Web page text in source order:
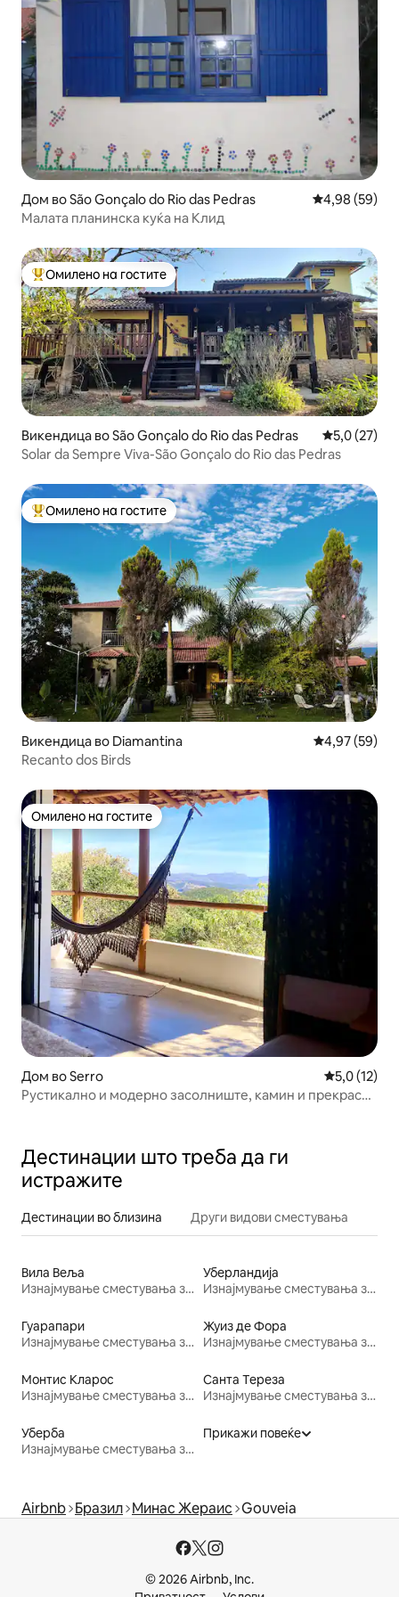
Дом во São Gonçalo do Rio das Pedras Просечна
4,98 (59)
Малата планинска куќа на Клид
Меѓу најуспешните „Омилени на гостите“
Омилено на гостите
Викендица во São Gonçalo do Rio das Pedras Просечна
5,0 (27)
Solar da Sempre Viva-São Gonçalo do Rio das Pedras
Меѓу најуспешните „Омилени на гостите“
Омилено на гостите
Викендица во Diamantina Просечна
4,97 (59)
Recanto dos Birds
Омилено на гостите
Омилено на гостите
Дом во Serro Просечна
5,0 (12)
Рустикално и модерно засолниште, камин и прекрасен
Дестинации што треба да ги
истражите
Дестинации во близина Други видови сместувања
Вила Веља
Изнајмување сместувања за одмор
Уберландија
Изнајмување сместувања за одмор
Гуарапари
Изнајмување сместувања за одмор
Жуиз де Фора
Изнајмување сместувања за одмор
Монтис Кларос
Изнајмување сместувања за одмор
Санта Тереза
Изнајмување сместувања за одмор
Уберба
Изнајмување сместувања за одмор
Прикажи повеќе
Airbnb Бразил Минас Жераис Gouveia
© 2026 Airbnb, Inc.